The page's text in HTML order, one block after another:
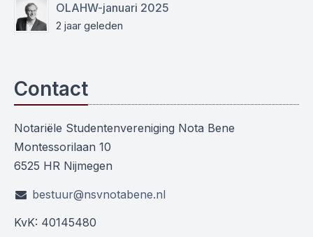
OLAHW-januari 2025
2 jaar geleden
Contact
Notariële Studentenvereniging Nota Bene
Montessorilaan 10
6525 HR Nijmegen
bestuur@nsvnotabene.nl
KvK: 40145480